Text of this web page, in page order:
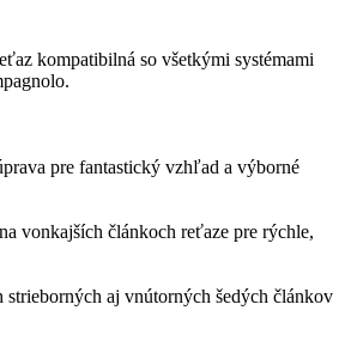
kompatibilná so všetkými systémami
pre fantastický vzhľad a výborné
vonkajších článkoch reťaze pre rýchle,
strieborných aj vnútorných šedých článkov